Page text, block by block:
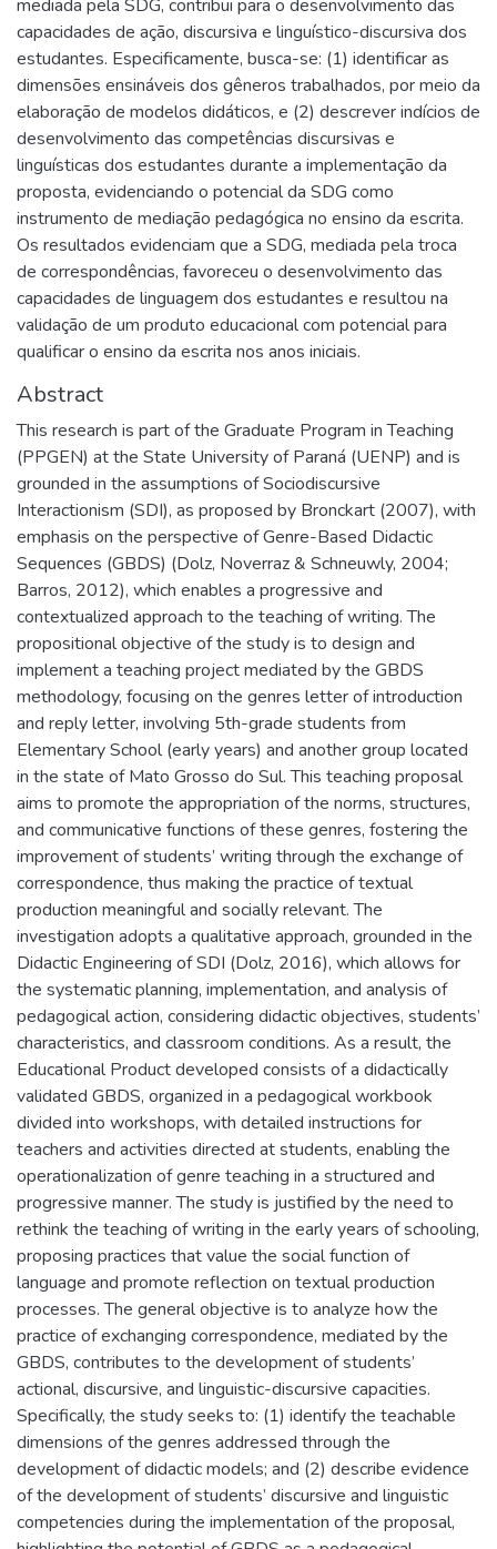
mediada pela SDG, contribui para o desenvolvimento das
capacidades de ação, discursiva e linguístico-discursiva dos
estudantes. Especificamente, busca-se: (1) identificar as
dimensões ensináveis dos gêneros trabalhados, por meio da
elaboração de modelos didáticos, e (2) descrever indícios de
desenvolvimento das competências discursivas e
linguísticas dos estudantes durante a implementação da
proposta, evidenciando o potencial da SDG como
instrumento de mediação pedagógica no ensino da escrita.
Os resultados evidenciam que a SDG, mediada pela troca
de correspondências, favoreceu o desenvolvimento das
capacidades de linguagem dos estudantes e resultou na
validação de um produto educacional com potencial para
qualificar o ensino da escrita nos anos iniciais.
Abstract
This research is part of the Graduate Program in Teaching
(PPGEN) at the State University of Paraná (UENP) and is
grounded in the assumptions of Sociodiscursive
Interactionism (SDI), as proposed by Bronckart (2007), with
emphasis on the perspective of Genre-Based Didactic
Sequences (GBDS) (Dolz, Noverraz & Schneuwly, 2004;
Barros, 2012), which enables a progressive and
contextualized approach to the teaching of writing. The
propositional objective of the study is to design and
implement a teaching project mediated by the GBDS
methodology, focusing on the genres letter of introduction
and reply letter, involving 5th-grade students from
Elementary School (early years) and another group located
in the state of Mato Grosso do Sul. This teaching proposal
aims to promote the appropriation of the norms, structures,
and communicative functions of these genres, fostering the
improvement of students’ writing through the exchange of
correspondence, thus making the practice of textual
production meaningful and socially relevant. The
investigation adopts a qualitative approach, grounded in the
Didactic Engineering of SDI (Dolz, 2016), which allows for
the systematic planning, implementation, and analysis of
pedagogical action, considering didactic objectives, students’
characteristics, and classroom conditions. As a result, the
Educational Product developed consists of a didactically
validated GBDS, organized in a pedagogical workbook
divided into workshops, with detailed instructions for
teachers and activities directed at students, enabling the
operationalization of genre teaching in a structured and
progressive manner. The study is justified by the need to
rethink the teaching of writing in the early years of schooling,
proposing practices that value the social function of
language and promote reflection on textual production
processes. The general objective is to analyze how the
practice of exchanging correspondence, mediated by the
GBDS, contributes to the development of students’
actional, discursive, and linguistic-discursive capacities.
Specifically, the study seeks to: (1) identify the teachable
dimensions of the genres addressed through the
development of didactic models; and (2) describe evidence
of the development of students’ discursive and linguistic
competencies during the implementation of the proposal,